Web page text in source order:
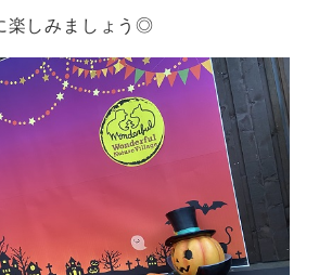
楽しみましょう◎